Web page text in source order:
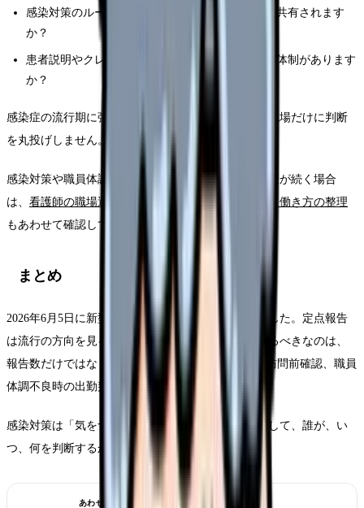
感染対策のルール変更は、どのようにスタッフへ共有されます
か？
患者説明やクレーム対応を看護師だけに任せない体制があります
か？
感染症の流行期に強い職場は、ルールが具体的で、現場だけに判断
を丸投げしません。
感染対策や職員体調不良時の判断が曖昧な職場で不安が続く場合
は、 看護師の職場選びで確認したいことや
自分に合う働き方の整理
もあわせて確認してください。
まとめ
2026年6月5日に新型コロナの定点情報が更新されました。定点報告
は流行の方向を見る材料ですが、看護師が職場で見るべきなのは、
報告数だけではなく、外来動線、PPE、病棟対応、訪問前確認、職員
体調不良時の出勤判断です。
感染対策は「気をつける」では足りません。職場として、誰が、い
つ、何を判断するかまで確認しましょう。
あわせて読みたい